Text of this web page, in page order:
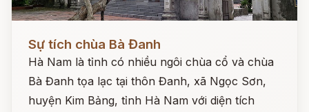
Sự tích chùa Bà Đanh
Hà Nam là tỉnh có nhiều ngôi chùa cổ và chùa
Bà Đanh tọa lạc tại thôn Đanh, xã Ngọc Sơn,
huyện Kim Bảng, tỉnh Hà Nam với diện tích